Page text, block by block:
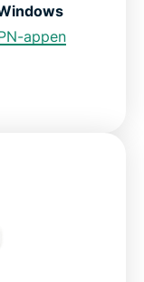
appen